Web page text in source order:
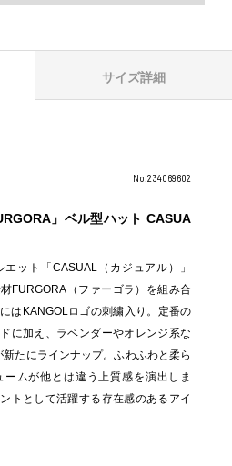
サイズ詳細
No.234069602
」ベル型ハット CASUA
ット「CASUAL（カジュアル）」
FURGORA（ファーゴラ）を組み合
はKANGOLロゴの刺繍入り。定番の
に加え、ラベンダーやオレンジ系な
たにラインナップ。ふわふわと柔ら
ムが他とは違う上質感を演出しま
トとして活躍する存在感のあるアイ